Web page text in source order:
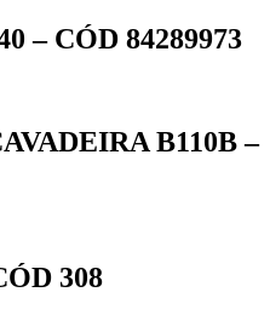
– CÓD 84289973
B110B –
308